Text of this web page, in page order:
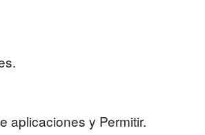
aplicaciones y Permitir.